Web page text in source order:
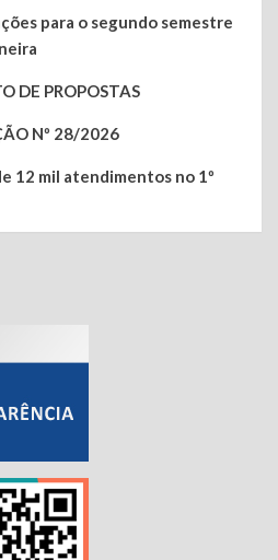
para o segundo semestre
DE PROPOSTAS
Nº 28/2026
12 mil atendimentos no 1º